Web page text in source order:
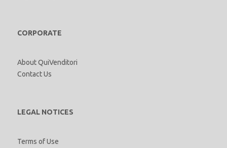
CORPORATE
About QuiVenditori
Contact Us
LEGAL NOTICES
Terms of Use